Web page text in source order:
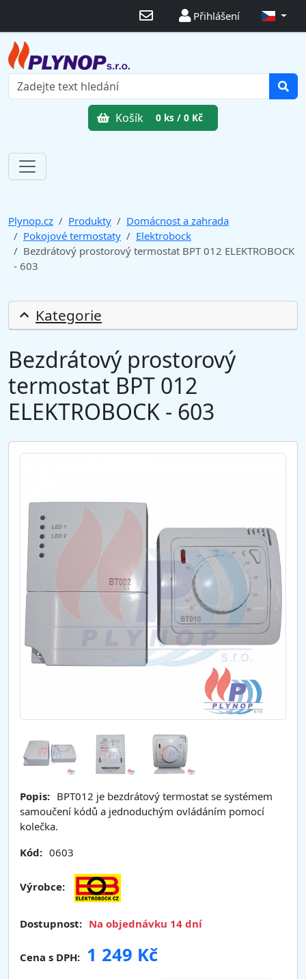
Přihlášení
Košík 0 ks / 0 Kč
Plynop.cz Produkty
Domácnost a zahrada
Pokojové termostaty
Elektrobock
Bezdrátový prostorový termostat BPT 012 ELEKTROBOCK
- 603
Kategorie
Bezdrátový prostorový
termostat BPT 012
ELEKTROBOCK - 603
Popis: BPT012 je bezdrátový termostat se systémem
samoučení kódů a jednoduchým ovládáním pomocí
kolečka.
Kód: 0603
Výrobce:
Dostupnost: Na objednávku 14 dní
Cena s DPH: 1 249 Kč